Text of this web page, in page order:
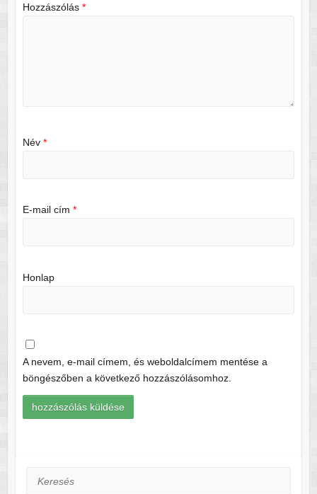
Hozzászólás *
Név *
E-mail cím *
Honlap
A nevem, e-mail címem, és weboldalcímem mentése a
böngészőben a következő hozzászólásomhoz.
Keresés